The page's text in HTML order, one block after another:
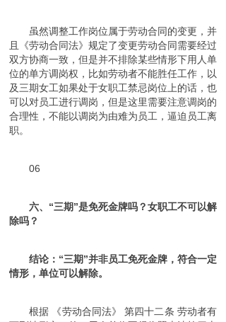
虽然调整工作岗位属于劳动合同的变更，并
且《劳动合同法》规定了变更劳动合同需要经过
双方协商一致，但是并不排除某些情形下用人单
位的单方调岗权，比如劳动者不能胜任工作，以
及三期女工如果处于女职工禁忌岗位上的话，也
可以对员工进行调岗，但是这里需要注意调岗的
合理性，不能以调岗为由难为员工，逼迫员工离
职。
06
六、“三期”是免死金牌吗？女职工不可以解
除吗？
结论：“三期”并非员工免死金牌，符合一定
情形，单位可以解除。
根据 《劳动合同法》 第四十二条 劳动者有